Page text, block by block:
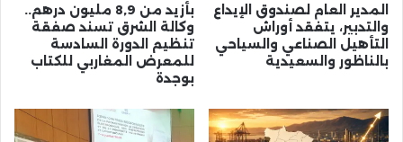
المدير العام لصندوق الإيداع
والتدبير، يتفقد أوراش
التأهيل الصناعي والسياحي
بالناظور والسعيدية
بأزيد من 8,9 مليون درهم..
وكالة الشرق تسند صفقة
تنظيم الدورة السادسة
للمعرض المغاربي للكتاب
بوجدة